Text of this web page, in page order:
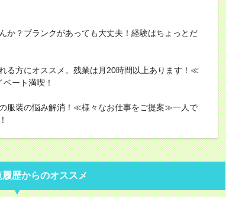
？ブランクがあっても大丈夫！経験はちょっとだ
方にオススメ。残業は月20時間以上あります！≪
ート満喫！
服装の悩み解消！≪様々なお仕事をご提案≫一人で
歴からのオススメ